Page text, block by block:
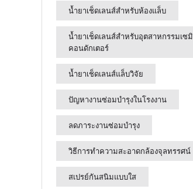
น้ำยาเช็ดเลนส์สำหรับห้องแล็บ
น้ำยาเช็ดเลนส์สำหรับอุตสาหกรรมเซมิ
คอนดักเตอร์
น้ำยาเช็ดเลนส์แล็บวิจัย
ปัญหางานซ่อมบำรุงในโรงงาน
ลดภาระงานซ่อมบำรุง
วิธีการทำความสะอาดกล้องจุลทรรศน์
สเปรย์กันสนิมแบบใส